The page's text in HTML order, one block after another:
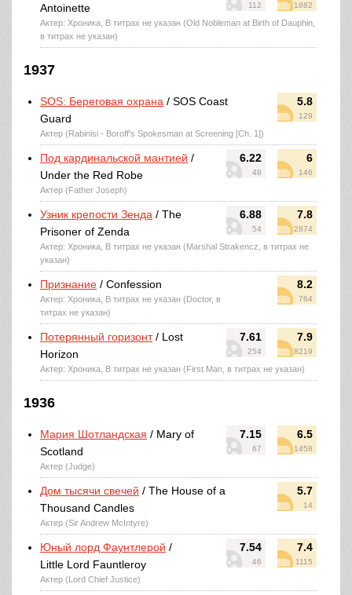
112 1882
Antoinette
Актер: Хроника, В титрах не указан (Old Nobleman at Birth of Dauphin,
в титрах не указан)
1937
5.8
129
SOS: Береговая охрана / SOS Coast
Guard
Актер (Rabinisi - Boroff's Spokesman at Screening [Ch. 1])
6.22
48
6
146
Под кардинальской мантией /
Under the Red Robe
Актер (Father Joseph)
6.88
54
7.8
2874
Узник крепости Зенда / The
Prisoner of Zenda
Актер: Хроника, В титрах не указан (Marshal Strakencz, в титрах не
указан)
8.2
764
Признание / Confession
Актер: Хроника, В титрах не указан (Doctor, в
титрах не указан)
7.61
254
7.9
8219
Потерянный горизонт/ Lost
Horizon
Актер: Хроника, В титрах не указан (First Man, в титрах не указан)
1936
7.15
67
6.5
1458
Мария Шотландская / Mary of
Scotland
Актер (Judge)
5.7
14
Дом тысячи свечей / The House of a
Thousand Candles
Актер (Sir Andrew McIntyre)
7.54
46
7.4
1115
Юный лорд Фаунтлерой /
Little Lord Fauntleroy
Актер (Lord Chief Justice)